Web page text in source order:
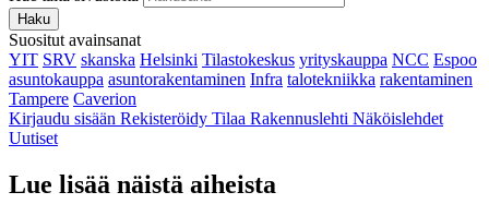
Haku
Suositut avainsanat
YIT SRV skanska Helsinki Tilastokeskus yrityskauppa NCC Espoo
asuntokauppa asuntorakentaminen Infra talotekniikka rakentaminen
Tampere Caverion
Kirjaudu sisään Rekisteröidy Tilaa Rakennuslehti Näköislehdet
Uutiset
Lue lisää näistä aiheista